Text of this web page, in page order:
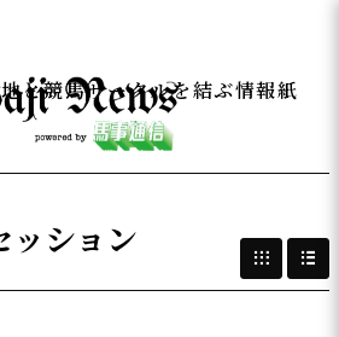
と競馬サークルを結ぶ情報紙
ッション